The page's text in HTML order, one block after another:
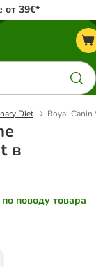
от 39€*
Diet Royal Canin
в
поводу товара